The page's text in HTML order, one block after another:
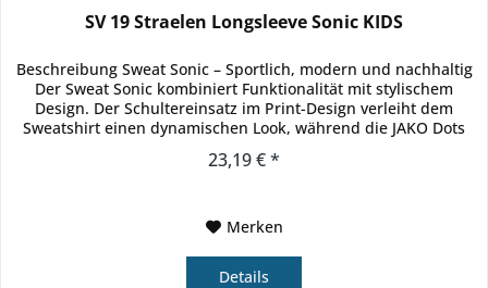
SV 19 Straelen Longsleeve Sonic KIDS
Beschreibung Sweat Sonic – Sportlich, modern und nachhaltig
Der Sweat Sonic kombiniert Funktionalität mit stylischem
Design. Der Schultereinsatz im Print-Design verleiht dem
Sweatshirt einen dynamischen Look, während die JAKO Dots
23,19 € *
Merken
Details